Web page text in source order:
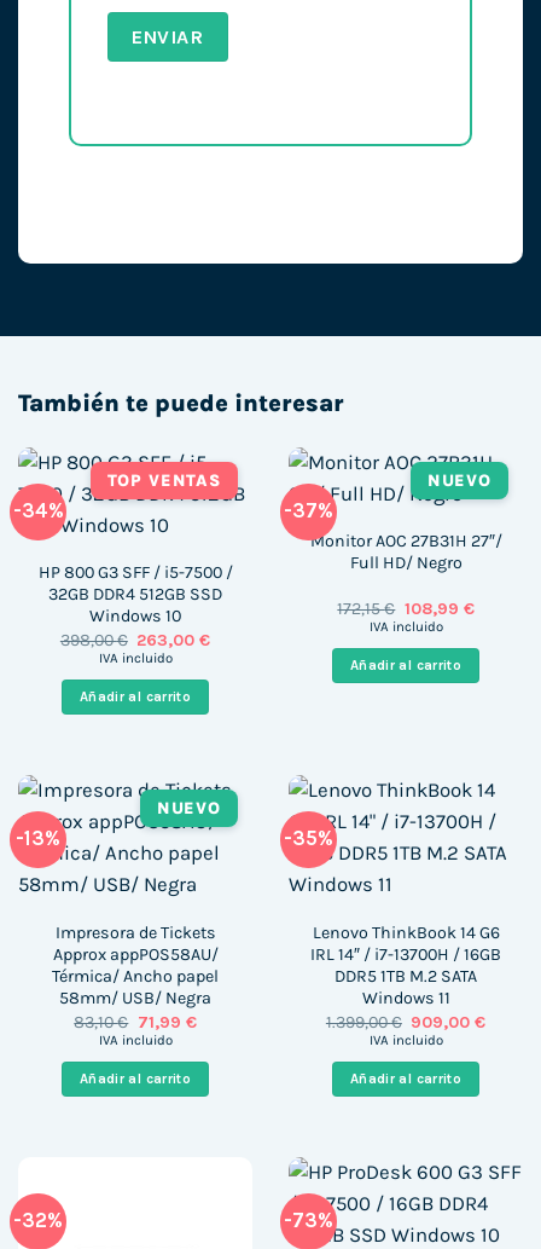
También te puede interesar
-34%
TOP VENTAS
HP 800 G3 SFF / i5-7500 /
32GB DDR4 512GB SSD
Windows 10
398,00€ El
precio
era:
398,00 €.
263,00€El
IVA incluido
Añadir al carrito
-37%
NUEVO
Monitor AOC 27B31H 27″/
Full HD/ Negro
172,15€ El
precio
era:
172,15 €.
108,99 €El
es:
108,99 €.
IVA incluido
Añadir al carrito
-13%
NUEVO
Impresora de Tickets
Approx appPOS58AU/
Térmica/ Ancho papel
58mm/ USB/ Negra
83,10€ El
precio
era:
83,10 €.
71,99 €El
es:
71,99 €.
IVA incluido
Añadir al carrito
-35%
Lenovo ThinkBook 14 G6
IRL 14″ / i7-13700H / 16GB
DDR5 1TB M.2 SATA
Windows 11
1.399,00€ El
precio
era:
1.399,00 €.
909,00€El
IVA incluido
Añadir al carrito
-32% -73%